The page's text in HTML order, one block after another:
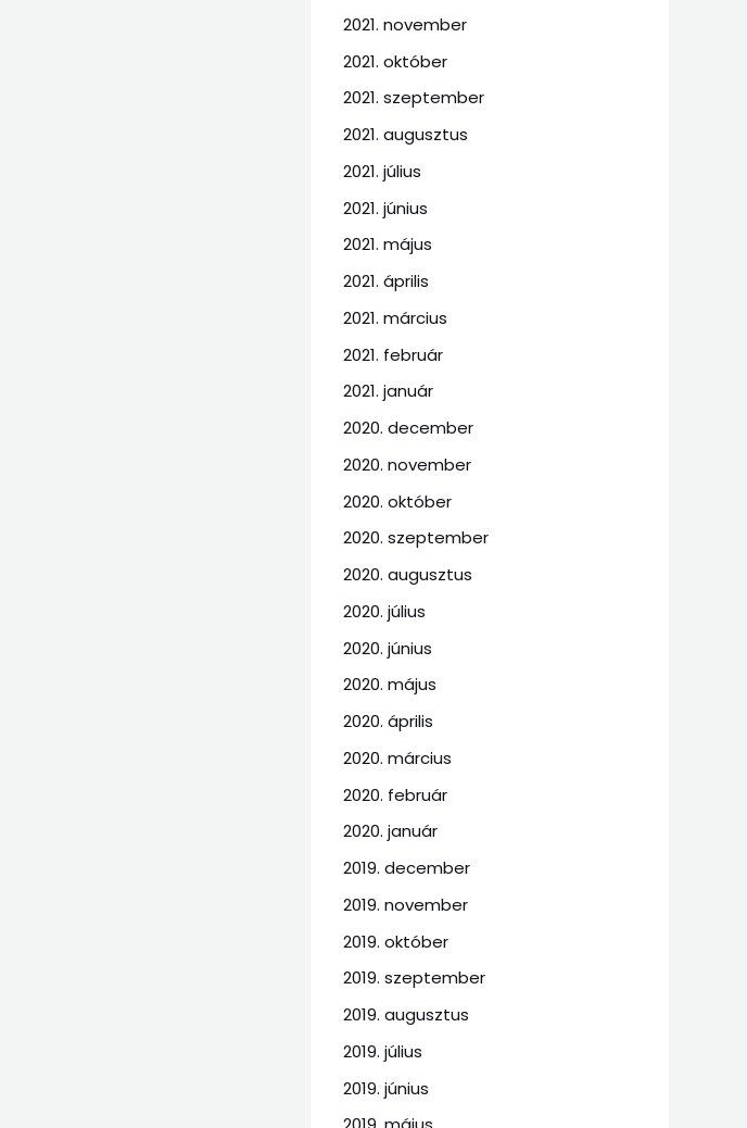
2021. november
2021. október
2021. szeptember
2021. augusztus
2021. július
2021. június
2021. május
2021. április
2021. március
2021. február
2021. január
2020. december
2020. november
2020. október
2020. szeptember
2020. augusztus
2020. július
2020. június
2020. május
2020. április
2020. március
2020. február
2020. január
2019. december
2019. november
2019. október
2019. szeptember
2019. augusztus
2019. július
2019. június